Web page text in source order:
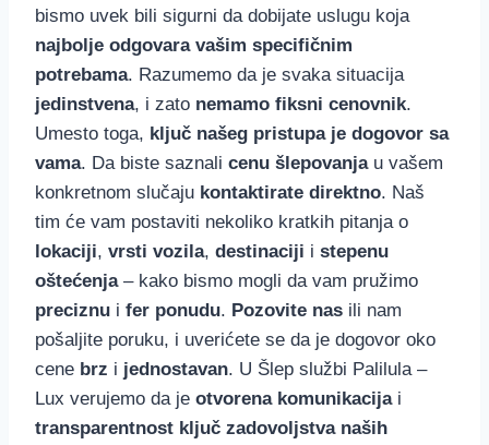
bismo uvek bili sigurni da dobijate uslugu koja
najbolje odgovara vašim specifičnim
potrebama. Razumemo da je svaka situacija
jedinstvena, i zato nemamo fiksni cenovnik.
Umesto toga, ključ našeg pristupa je dogovor sa
vama. Da biste saznali cenu šlepovanjau vašem
konkretnom slučaju kontaktirate direktno. Naš
tim će vam postaviti nekoliko kratkih pitanja o
lokaciji, vrsti vozila, destinaciji i stepenu
oštećenja– kako bismo mogli da vam pružimo
preciznu i fer ponudu. Pozovite nas ili nam
pošaljite poruku, i uverićete se da je dogovor oko
cene brz i jednostavan. U Šlep službi Palilula –
Lux verujemo da je otvorena komunikacijai
transparentnost ključ zadovoljstva naših